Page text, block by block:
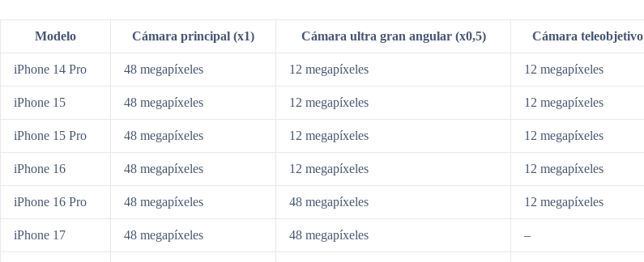
Modelo Cámara principal (x1) Cámara ultra gran angular (x0,5) Cámara teleobjetivo
iPhone 14 Pro 48 megapíxeles 12 megapíxeles 12 megapíxeles
iPhone 15 48 megapíxeles 12 megapíxeles 12 megapíxeles
iPhone 15 Pro 48 megapíxeles 12 megapíxeles 12 megapíxeles
iPhone 16 48 megapíxeles 12 megapíxeles 12 megapíxeles
iPhone 16 Pro 48 megapíxeles 48 megapíxeles 12 megapíxeles
iPhone 17 48 megapíxeles 48 megapíxeles –